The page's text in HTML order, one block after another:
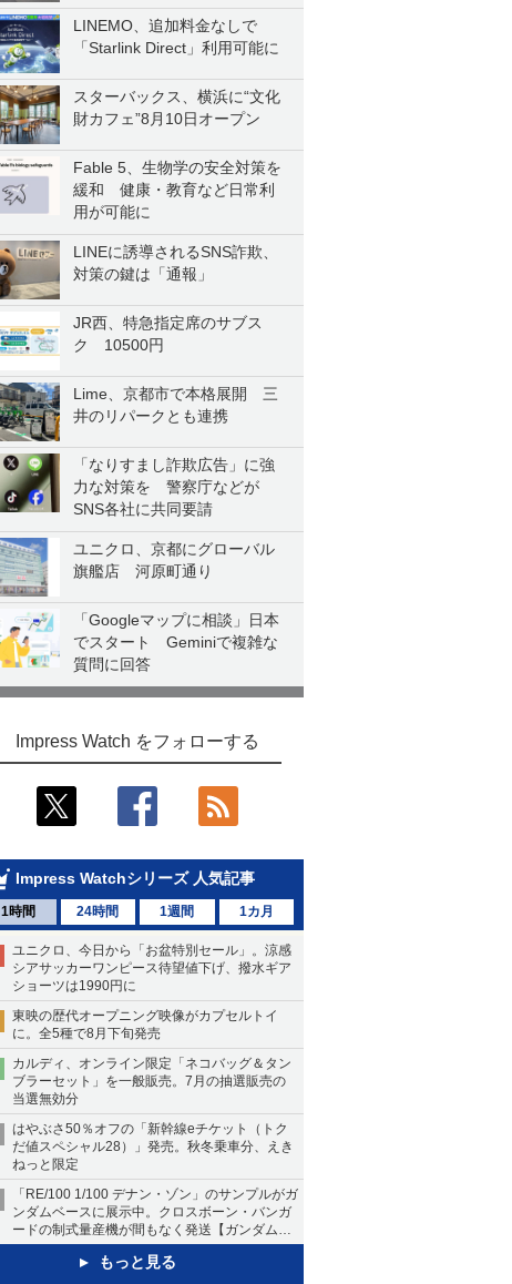
LINEMO、追加料金なしで
「Starlink Direct」利用可能に
スターバックス、横浜に“文化
財カフェ”8月10日オープン
Fable 5、生物学の安全対策を
緩和 健康・教育など日常利
用が可能に
LINEに誘導されるSNS詐欺、
対策の鍵は「通報」
JR西、特急指定席のサブス
ク 10500円
Lime、京都市で本格展開 三
井のリパークとも連携
「なりすまし詐欺広告」に強
力な対策を 警察庁などが
SNS各社に共同要請
ユニクロ、京都にグローバル
旗艦店 河原町通り
「Googleマップに相談」日本
でスタート Geminiで複雑な
質問に回答
Impress Watch をフォローする
Impress Watchシリーズ 人気記事
1時間 24時間 1週間 1カ月
ユニクロ、今日から「お盆特別セール」。涼感
シアサッカーワンピース待望値下げ、撥水ギア
ショーツは1990円に
東映の歴代オープニング映像がカプセルトイ
に。全5種で8月下旬発売
カルディ、オンライン限定「ネコバッグ＆タン
ブラーセット」を一般販売。7月の抽選販売の
当選無効分
はやぶさ50％オフの「新幹線eチケット（トク
だ値スペシャル28）」発売。秋冬乗車分、えき
ねっと限定
「RE/100 1/100 デナン・ゾン」のサンプルがガ
ンダムベースに展示中。クロスボーン・バンガ
ードの制式量産機が間もなく発送【ガンダムベ
ース撮り下ろし】
もっと見る